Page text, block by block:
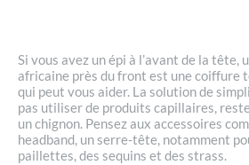
Si vous avez un épi à l’avant de la tête,
africaine près du front est une coiffure
qui peut vous aider. La solution de
pas utiliser de produits capillaires,
un chignon. Pensez aux accessoires
headband, un serre-tête, notamment
paillettes, des sequins et des strass.